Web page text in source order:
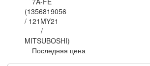
Последняя цена